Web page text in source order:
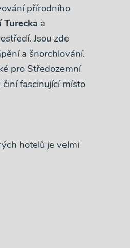
přírodního
a
Jsou zde
a šnorchlování.
pro Středozemní
fascinující místo
hotelů je velmi